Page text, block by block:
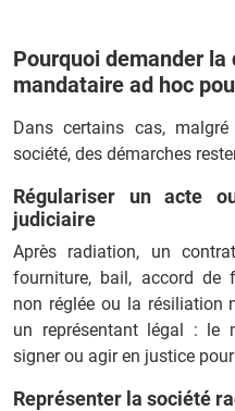
Pourquoi demander la
mandataire ad hoc
Dans certains cas,
société, des démarches
Régulariser un acte
judiciaire
Après radiation, un
fourniture, bail, accord de
non réglée ou la résiliation
un représentant légal : le
signer ou agir en justice
Représenter la société